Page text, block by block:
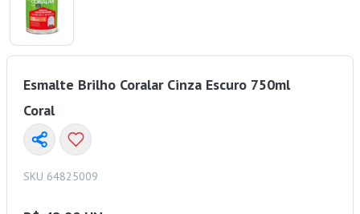
Esmalte Brilho Coralar Cinza Escuro 750ml
Coral
SKU 64825009